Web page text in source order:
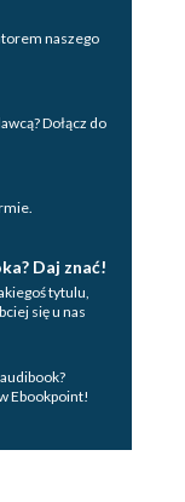
naszego
Dołącz do
Daj znać!
tytulu,
się u nas
Ebookpoint!